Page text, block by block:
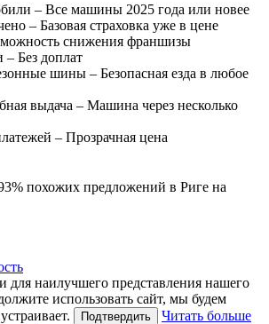
– Все машины 2025 года или новее
– Базовая страховка уже в цене
снижения франшизы
– Без доплат
шины – Безопасная езда в любое
выдача – Машина через несколько
– Прозрачная цена
похожих предложений в Риге на
для наилучшего представления нашего
использовать сайт, мы будем
Подтвердить Читать больше